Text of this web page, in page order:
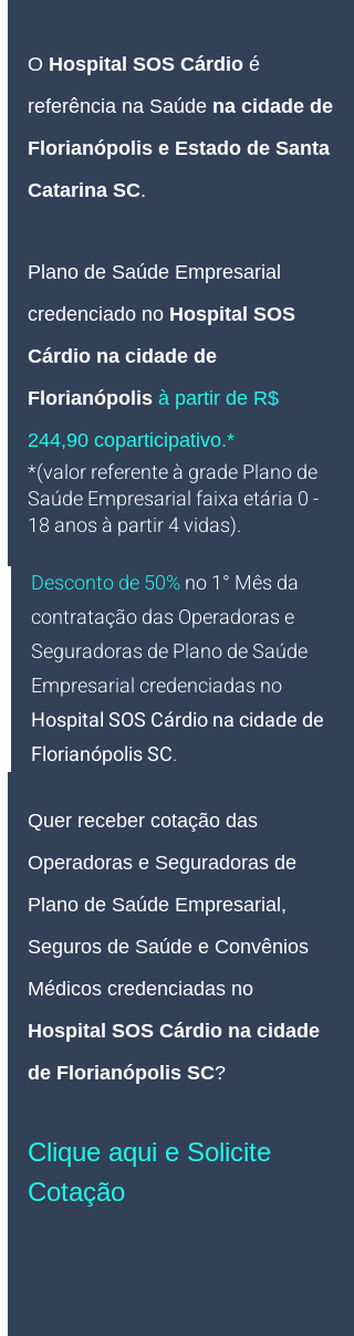
O Hospital SOS Cárdio é
referência na Saúde na cidade de
Florianópolis e Estado de Santa
Catarina SC.
Plano de Saúde Empresarial
credenciado no Hospital SOS
Cárdio na cidade de
Florianópolis à partir de R$
244,90 coparticipativo.*
*(valor referente à grade Plano de
Saúde Empresarial faixa etária 0 -
18 anos à partir 4 vidas).
Desconto de 50%no 1° Mês da
contratação das Operadoras e
Seguradoras de Plano de Saúde
Empresarial credenciadas no
Hospital SOS Cárdio na cidade de
Florianópolis SC.
Quer receber cotação das
Operadoras e Seguradoras de
Plano de Saúde Empresarial,
Seguros de Saúde e Convênios
Médicos credenciadas no
Hospital SOS Cárdio na cidade
de Florianópolis SC?
Clique aqui e Solicite
Cotação